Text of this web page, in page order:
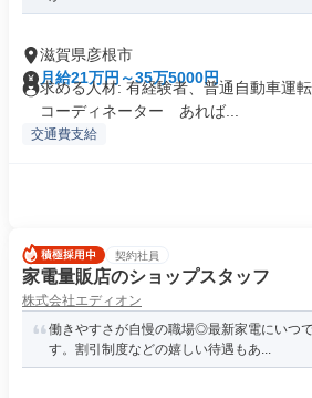
滋賀県彦根市
月給21万円～35万5000円
求める人材: 有経験者、普通自動車運
コーディネーター あれば...
交通費支給
契約社員
家電量販店のショップスタッフ
株式会社エディオン
働きやすさが自慢の職場◎最新家電にいつ
す。割引制度などの嬉しい待遇もあ...